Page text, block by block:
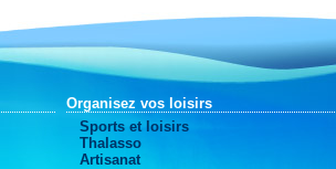
Organisez vos loisirs
Sports et loisirs
Thalasso
Artisanat